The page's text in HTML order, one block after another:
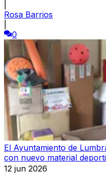
Rosa Barrios
0
El Ayuntamiento de
con nuevo material
12 jun 2026